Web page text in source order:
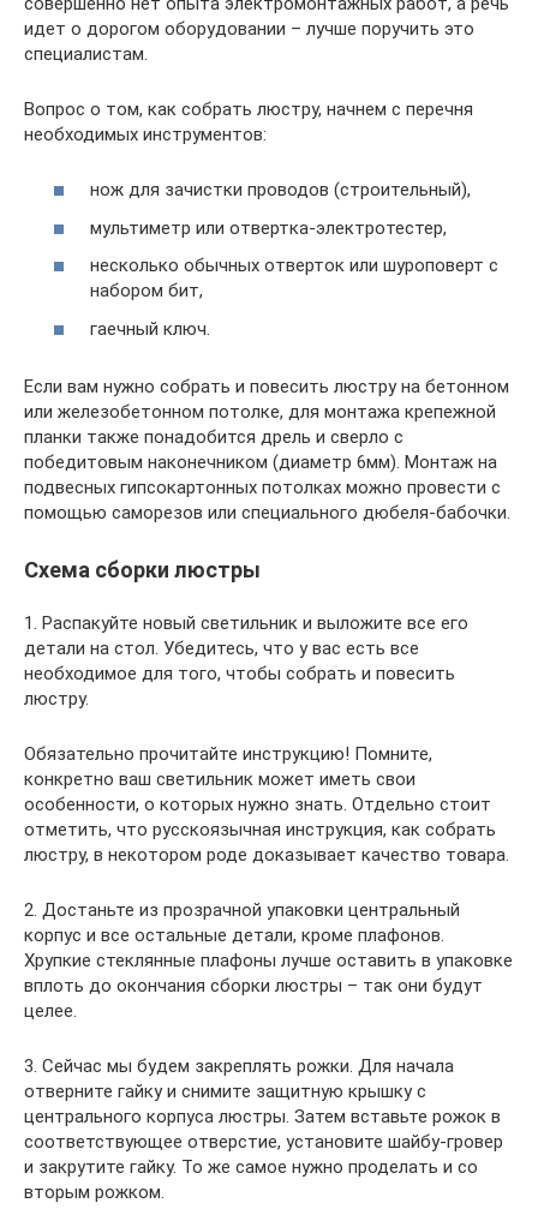
идет о дорогом оборудовании – лучше поручить это
специалистам.
Вопрос о том, как собрать люстру, начнем с перечня
необходимых инструментов:
нож для зачистки проводов (строительный),
мультиметр или отвертка-электротестер,
несколько обычных отверток или шуроповерт с
набором бит,
гаечный ключ.
Если вам нужно собрать и повесить люстру на бетонном
или железобетонном потолке, для монтажа крепежной
планки также понадобится дрель и сверло с
победитовым наконечником (диаметр 6мм). Монтаж на
подвесных гипсокартонных потолках можно провести с
помощью саморезов или специального дюбеля-бабочки.
Схема сборки люстры
1. Распакуйте новый светильник и выложите все его
детали на стол. Убедитесь, что у вас есть все
необходимое для того, чтобы собрать и повесить
люстру.
Обязательно прочитайте инструкцию! Помните,
конкретно ваш светильник может иметь свои
особенности, о которых нужно знать. Отдельно стоит
отметить, что русскоязычная инструкция, как собрать
люстру, в некотором роде доказывает качество товара.
2. Достаньте из прозрачной упаковки центральный
корпус и все остальные детали, кроме плафонов.
Хрупкие стеклянные плафоны лучше оставить в упаковке
вплоть до окончания сборки люстры – так они будут
целее.
3. Сейчас мы будем закреплять рожки. Для начала
отверните гайку и снимите защитную крышку с
центрального корпуса люстры. Затем вставьте рожок в
соответствующее отверстие, установите шайбу-гровер
и закрутите гайку. То же самое нужно проделать и со
вторым рожком.